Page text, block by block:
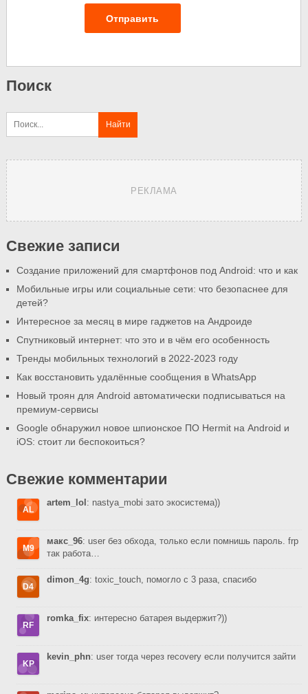
Отправить
Поиск
РЕКЛАМА
Свежие записи
Создание приложений для смартфонов под Android: что и как
Мобильные игры или социальные сети: что безопаснее для
детей?
Интересное за месяц в мире гаджетов на Андроиде
Спутниковый интернет: что это и в чём его особенность
Тренды мобильных технологий в 2022-2023 году
Как восстановить удалённые сообщения в WhatsApp
Новый троян для Android автоматически подписываться на
премиум-сервисы
Google обнаружил новое шпионское ПО Hermit на Android и
iOS: стоит ли беспокоиться?
Свежие комментарии
artem_lol : nastya_mobi зато экосистема))
макс_96: user без обхода, только если помнишь пароль. frp
так работа…
dimon_4g: toxic_touch, помогло с 3 раза, спасибо
romka_fix: интересно батарея выдержит?))
kevin_phn: user тогда через recovery если получится зайти